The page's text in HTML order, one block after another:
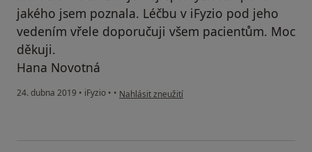
jakého jsem poznala. Léčbu v iFyzio pod jeho
vedením vřele doporučuji všem pacientům. Moc
děkuji.
Hana Novotná
24. dubna 2019 • iFyzio • • podle názoru uživatele Váš účet byl odstraněn
Nahlásit zneužití